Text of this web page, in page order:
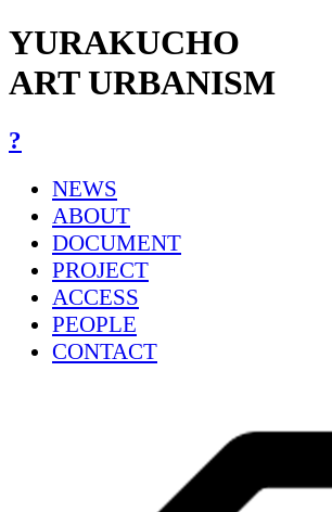
YURAKUCHO
ART URBANISM
?
NEWS
ABOUT
DOCUMENT
PROJECT
ACCESS
PEOPLE
CONTACT